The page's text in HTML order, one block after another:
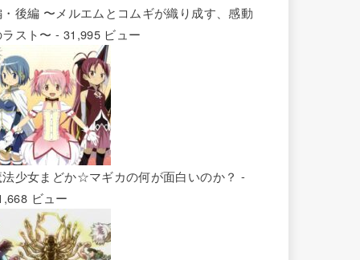
後編 〜メルエムとコムギが織り成す、感動
スト〜 - 31,995 ビュー
少女まどか☆マギカの何が面白いのか？ -
ビュー